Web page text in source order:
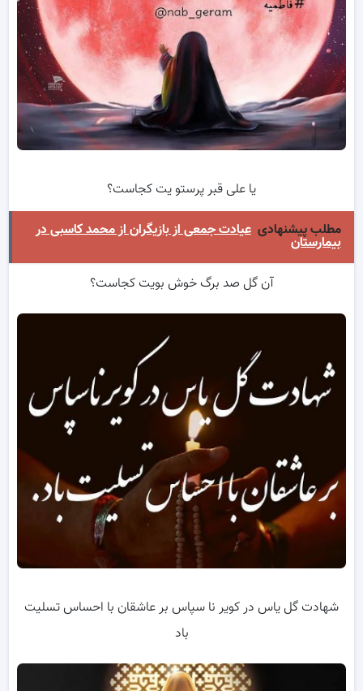
یا علی قبر پرستو یت کجاست؟
مطلب پیشنهادی عیادت جمعی از بازیگران از محمد کاسبی در
بیمارستان
آن گل صد برگ خوش بویت کجاست؟
شهادت گل یاس در کویر نا سپاس بر عاشقان با احساس تسلیت
باد